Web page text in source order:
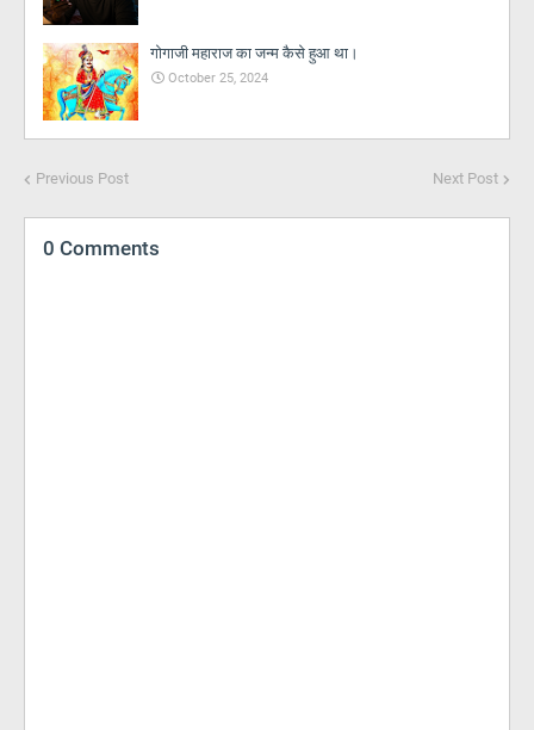
गोगाजी महाराज का जन्म कैसे हुआ था।
October 25, 2024
Previous Post Next Post
0 Comments